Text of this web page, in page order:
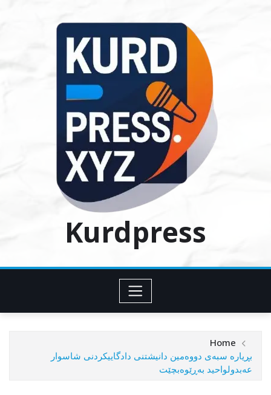
Kurdpress
Home
بڕیارە سبەی دووەمین دانیشتنی دادگاییکردنی شاسوار
عەبدولواحید بەڕێوەبچێت